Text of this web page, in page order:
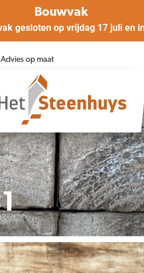
Bouwvak
gesloten op vrijdag 17 juli en
Advies op maat